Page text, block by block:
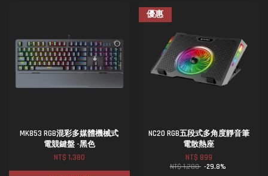
MK853 RGB混彩多媒體機械式
電競鍵盤 -黑色
NT$ 1,380
優惠
NC20 RGB五段式多角度靜音筆
電散熱座
NT$ 899
NT$ 1,280 -29.8%